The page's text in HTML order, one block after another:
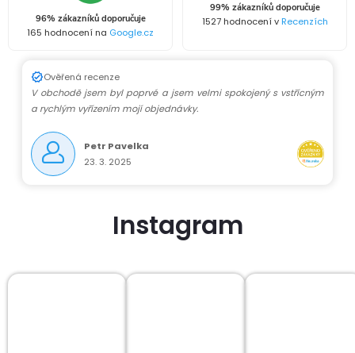
96% zákazníků doporučuje
165 hodnocení na Google.cz
99% zákazníků doporučuje
1527 hodnocení vRecenzích
Ověřená recenze
V obchodě jsem byl poprvé a jsem velmi spokojený s vstřícným
a rychlým vyřízením mojí objednávky.
Petr Pavelka
23. 3. 2025
Instagram